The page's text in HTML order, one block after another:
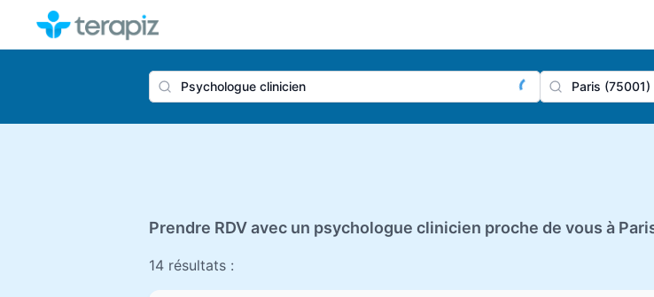
Nom du praticien, profession
Prendre RDV avec un psychologue clinicien proche de vous à
14 résultats :